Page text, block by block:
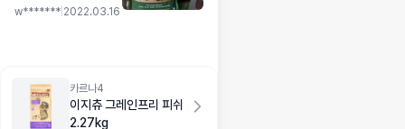
~^^기름기도 없고 고
w******* 2022.03.16
카르나4
이지츄 그레인프리 피쉬
2.27kg